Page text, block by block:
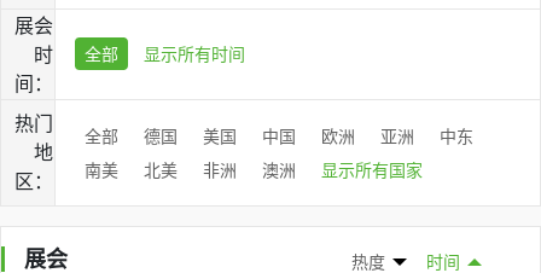
展会
时
间：
全部 显示所有时间
热门
地
区：
全部 德国 美国 中国 欧洲 亚洲
中东
南美
北美 非洲 澳洲 显示所有国家
展会 热度 时间